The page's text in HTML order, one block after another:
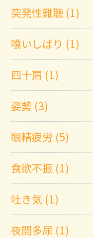
突発性難聴 (1)
喰いしばり (1)
四十肩 (1)
姿勢 (3)
眼精疲労 (5)
食欲不振 (1)
吐き気 (1)
夜間多尿 (1)